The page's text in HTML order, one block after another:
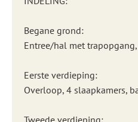
Begane grond:
Entree/hal met
Eerste verdieping:
Overloop, 4 slaapkamers,
Tweede verdieping: